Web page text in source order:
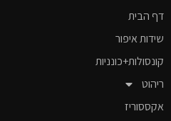
דף הבית
שידות איפור
קונסולות+כונניות
ריהוט
אקססוריז